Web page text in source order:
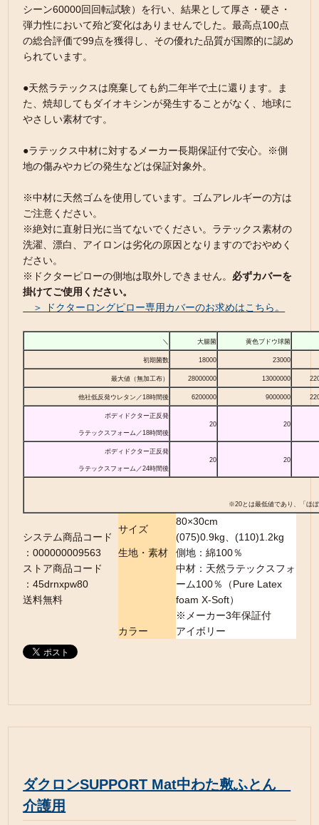
シーン60000回回転試験）を行い、結果として厚さ・硬さ・
弾力性において殆ど変化はありませんでした。最高点100点
の総合評価で99点を獲得し、その優れた品質が国際的に認め
られています。
●天然ラテックスは廃棄しても約二年半で土に還ります。ま
た、焼却してもダイオキシンが発生することがなく、地球に
やさしい素材です。
●ラテックス中材に対するメーカー長期保証付で安心。※側
地の傷みやカビの発生などは保証対象外。
※中材に天然ゴムを使用しています。ゴムアレルギーの方は
ご注意ください。
※絶対に直射日光に当てないでください。ラテックス素材の
洗濯、漂白、アイロンは劣化の原因となりますのでおやめく
ださい。
※ドクターピローの側地は取外しできません。 必ずカバーを
掛けてご使用ください。
＞ ドクターロングピロー専用カバーのお求めはこちら。
＼ 大腸菌 黄色ブドウ球菌
初期菌数 18000 23000
最大値（無加工布） 28000000 13000000
他社低反発ウレタン／18時間後 6200000 9000000
ボディドクター正反発
ラテックスフォーム／18時間後
20 20
ボディドクター正反発
ラテックスフォーム／24時間後
20 20
※20とは最低値であり、「ほ
サイズ
80×30cm
(075)0.9kg、(110)1.2kg
生地・素材
側地：綿100％
中材：天然ラテックスフォ
ーム100％（Pure Latex
foam X-Soft）
※メーカー3年保証付
カラー
アイボリー
システム商品コード
：000000009563
ストア商品コード
：45drnxpw80
送料無料
ダクロンSUPPORT Mat中わた敷ふとん
介護用